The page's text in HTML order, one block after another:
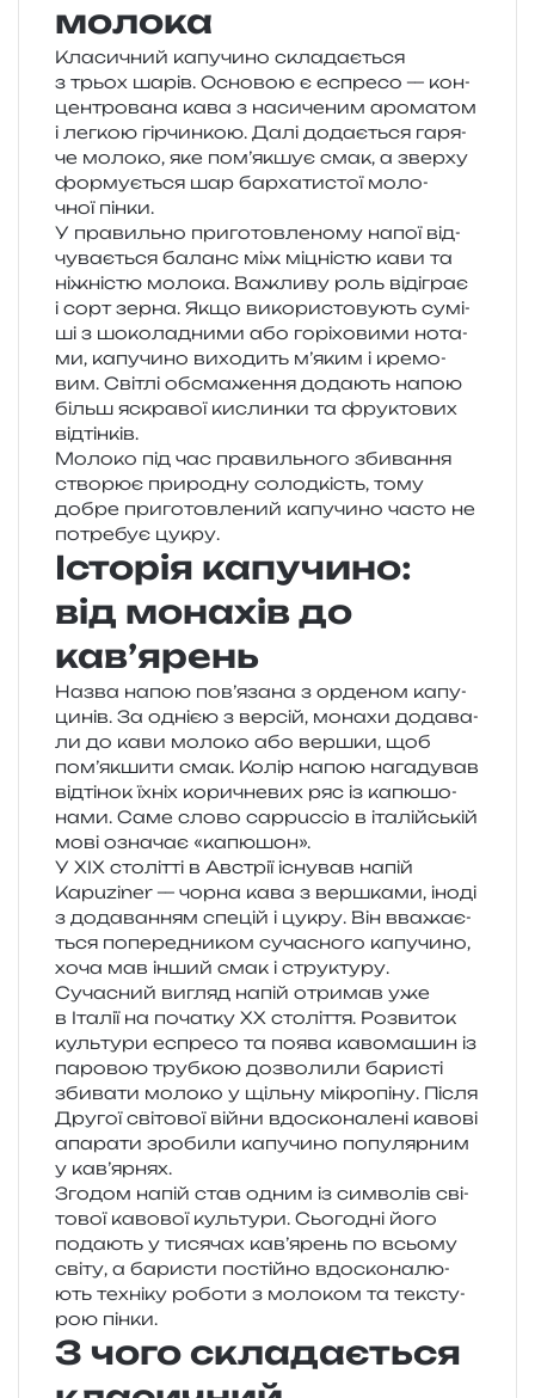
молока
Класичний капу­чи­но скла­да­є­ться
з трьох шарів. Основою є еспре­со — кон­
цен­тро­ва­на кава з наси­че­ним аро­ма­том
і лег­кою гір­чин­кою. Далі дода­є­ться гаря­
че моло­ко, яке пом’якшує смак, а звер­ху
фор­му­є­ться шар бар­ха­ти­стої моло­
чної пінки.
У пра­виль­но при­го­тов­ле­но­му напої від­
чу­ва­є­ться баланс між міцні­стю кави та
ніжні­стю моло­ка. Важливу роль віді­грає
і сорт зерна. Якщо вико­ри­сто­ву­ють сумі­
ші з шоко­ла­дни­ми або горі­хо­ви­ми нота­
ми, капу­чи­но вихо­дить м’яким і кре­мо­
вим. Світлі обсма­же­н­ня дода­ють напою
більш яскра­вої кислин­ки та фру­кто­вих
відтінків.
Молоко під час пра­виль­но­го зби­ва­н­ня
ство­рює при­ро­дну солод­кість, тому
добре при­го­тов­ле­ний капу­чи­но часто не
потре­бує цукру.
Історія капучино:
від монахів до
кав’ярень
Назва напою пов’язана з орде­ном капу­
ци­нів. За одні­єю з вер­сій, мона­хи дода­ва­
ли до кави моло­ко або вер­шки, щоб
пом’якшити смак. Колір напою нага­ду­вав
від­ті­нок їхніх кори­чне­вих ряс із капю­шо­
на­ми. Саме слово cappuccio в іта­лій­ській
мові озна­чає «капю­шон».
У XIX сто­літ­ті в Австрії існу­вав напій
Kapuziner — чорна кава з вер­шка­ми, іноді
з дода­ва­н­ням спе­цій і цукру. Він вва­жа­є­
ться попе­ре­дни­ком суча­сно­го капу­чи­но,
хоча мав інший смак і структуру.
Сучасний вигляд напій отри­мав уже
в Італії на поча­тку XX сто­лі­т­тя. Розвиток
куль­ту­ри еспре­со та поява каво­ма­шин із
паро­вою труб­кою дозво­ли­ли бари­сті
зби­ва­ти моло­ко у щіль­ну мікро­пі­ну. Після
Другої сві­то­вої війни вдо­ско­на­ле­ні каво­ві
апа­ра­ти зро­би­ли капу­чи­но попу­ляр­ним
у кав’ярнях.
Згодом напій став одним із сим­во­лів сві­
то­вої каво­вої куль­ту­ри. Сьогодні його
пода­ють у тися­чах кав’ярень по всьо­му
світу, а бари­сти постій­но вдо­ско­на­лю­
ють техні­ку робо­ти з моло­ком та текс­ту­
рою пінки.
З чого складається